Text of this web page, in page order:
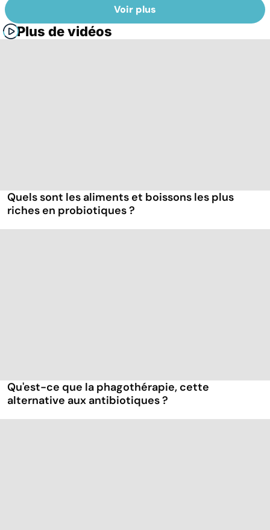
Voir plus
Plus de vidéos
Quels sont les aliments et boissons les plus
riches en probiotiques ?
Qu'est-ce que la phagothérapie, cette
alternative aux antibiotiques ?